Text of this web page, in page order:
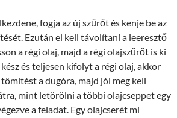
fogja az új szűrőt és kenje be az
Ezután el kell távolítani a leeresztő
a régi olaj, majd a régi olajszűrőt is ki
és teljesen kifolyt a régi olaj, akkor
a dugóra, majd jól meg kell
mint letörölni a többi olajcseppet egy
a feladat. Egy olajcserét mi